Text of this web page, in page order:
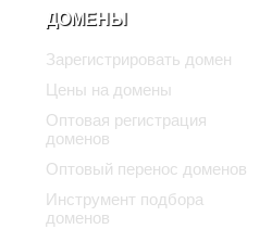
ДОМЕНЫ
Зарегистрировать домен
Цены на домены
Оптовая регистрация
доменов
Оптовый перенос доменов
Инструмент подбора
доменов